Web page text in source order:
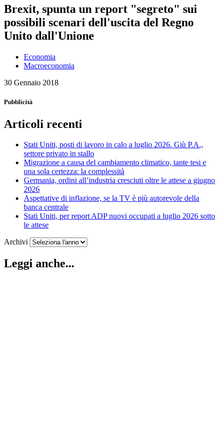
Brexit, spunta un report "segreto" sui
possibili scenari dell'uscita del Regno
Unito dall'Unione
Economia
Macroeconomia
30 Gennaio 2018
Pubblicità
Articoli recenti
Stati Uniti, posti di lavoro in calo a luglio 2026. Giù P.A.,
settore privato in stallo
Migrazione a causa del cambiamento climatico, tante tesi e
una sola certezza: la complessità
Germania, ordini all’industria cresciuti oltre le attese a giugno
2026
Aspettative di inflazione, se la TV è più autorevole della
banca centrale
Stati Uniti, per report ADP nuovi occupati a luglio 2026 sotto
le attese
Archivi
Leggi anche...